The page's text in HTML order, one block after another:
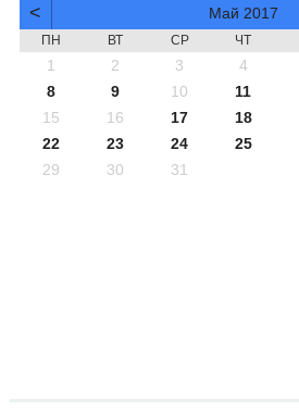
< Май 2017
ПН ВТ СР ЧТ
1 2 3 4
8
9 10 11
15
16 17 18
22
23 24 25
29
30 31